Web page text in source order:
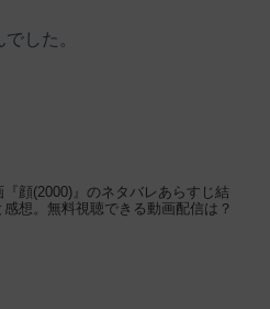
した。
『顔(2000)』のネタバレあらすじ結
感想。無料視聴できる動画配信は？